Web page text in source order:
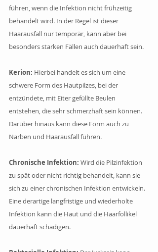
führen, wenn die Infektion nicht frühzeitig
behandelt wird. In der Regel ist dieser
Haarausfall nur temporär, kann aber bei
besonders starken Fällen auch dauerhaft sein.
Kerion: Hierbei handelt es sich um eine
schwere Form des Hautpilzes, bei der
entzündete, mit Eiter gefüllte Beulen
entstehen, die sehr schmerzhaft sein können.
Darüber hinaus kann diese Form auch zu
Narben und Haarausfall führen.
Chronische Infektion: Wird die Pilzinfektion
zu spät oder nicht richtig behandelt, kann sie
sich zu einer chronischen Infektion entwickeln.
Eine derartige langfristige und wiederholte
Infektion kann die Haut und die Haarfollikel
dauerhaft schädigen.